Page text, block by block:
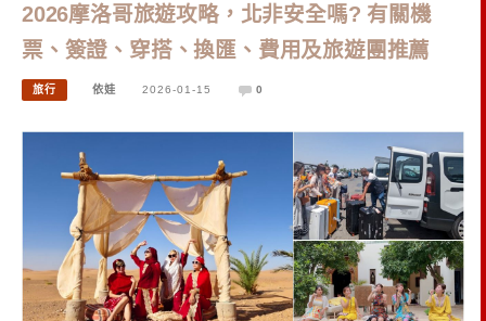
2026摩洛哥旅遊攻略，北非安全嗎? 有關機
票、簽證、穿搭、換匯、費用及旅遊團推薦
旅行 依娃 2026-01-15 0